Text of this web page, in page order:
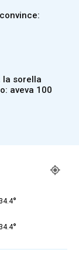
la sorella
aveva 100
34.4°
34.4°